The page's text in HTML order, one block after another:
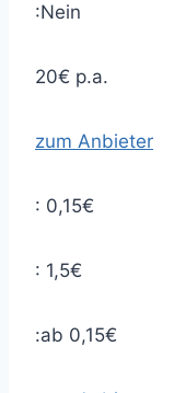
:Nein
20€ p.a.
zum Anbieter
: 0,15€
: 1,5€
:ab 0,15€